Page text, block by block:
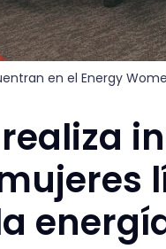
en el Energy
realiza